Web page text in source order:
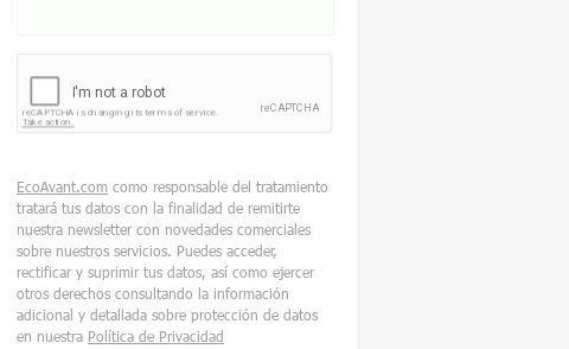
EcoAvant.com como responsable del tratamiento
tratará tus datos con la finalidad de remitirte
nuestra newsletter con novedades comerciales
sobre nuestros servicios. Puedes acceder,
rectificar y suprimir tus datos, así como ejercer
otros derechos consultando la información
adicional y detallada sobre protección de datos
en nuestra Política de Privacidad